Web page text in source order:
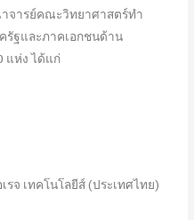
จารย์คณะวิทยาศาสตร์ทำ
รัฐและภาคเอกชนด้าน
แห่ง ได้แก่
รจ เทคโนโลยีส์ (ประเทศไทย)